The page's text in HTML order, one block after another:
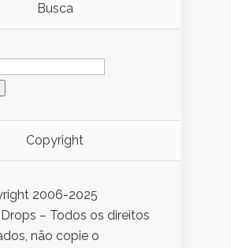
Busca
Copyright
2006-2025
– Todos os direitos
não copie o